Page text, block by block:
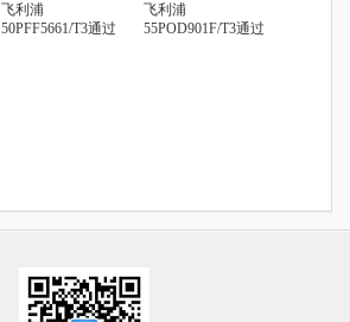
飞利浦
50PFF5661/T3通过
飞利浦
55POD901F/T3通过